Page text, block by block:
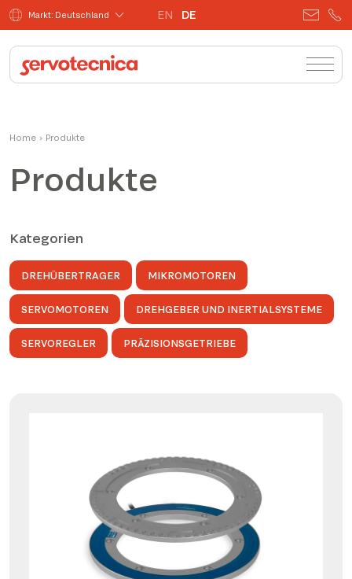
Markt: Deutschland EN DE
Home › Produkte
Produkte
Kategorien
DREHÜBERTRAGER MIKROMOTOREN
SERVOMOTOREN DREHGEBER UND INERTIALSYSTEME
SERVOREGLER PRÄZISIONSGETRIEBE